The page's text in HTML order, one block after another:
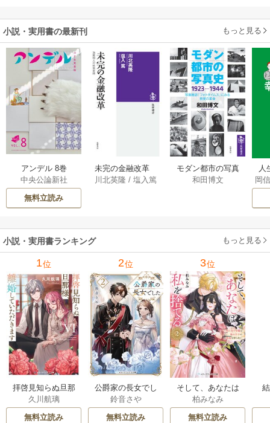
小説・実用書の最新刊 もっと見る
アンデル 8巻
中央公論新社
無料立読み
未完の金融改革
――池尾和人の政
川北英隆 /塩入篤
モダン都市の写真
史 1923－1944
和田博文
人
教
岡
小説・実用書ランキング もっと見る
1位
拝啓見知らぬ旦那
様、離婚していた
だきます
久川航璃
無料立読み
2位
公爵家の長女でし
た
鈴音さや
無料立読み
3位
そして、あなたは
私を捨てる
柏みなみ
無料立読み